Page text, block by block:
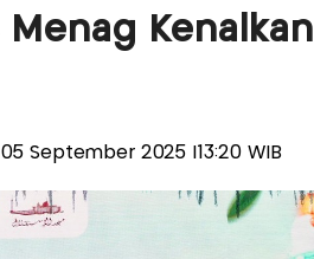
Kenalkan
September 2025 |13:20 WIB